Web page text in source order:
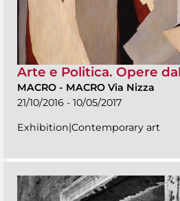
Arte e Politica. Opere
MACRO - MACRO Via Nizza
21/10/2016 - 10/05/2017
Exhibition|Contemporary art